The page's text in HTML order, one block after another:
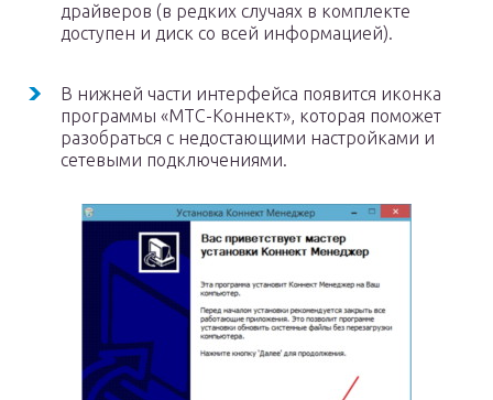
драйверов (в редких случаях в комплекте
доступен и диск со всей информацией).
В нижней части интерфейса появится иконка
программы «МТС-Коннект», которая поможет
разобраться с недостающими настройками и
сетевыми подключениями.